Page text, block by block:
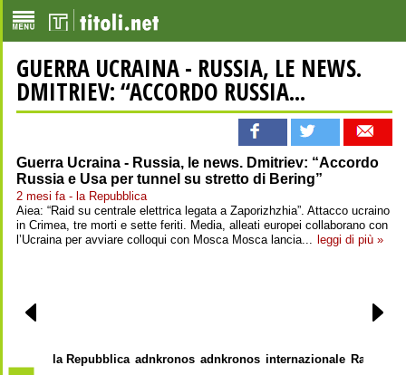
GUERRA UCRAINA - RUSSIA, LE NEWS.
DMITRIEV: “ACCORDO RUSSIA...
Guerra Ucraina - Russia, le news. Dmitriev: “Accordo
Russia e Usa per tunnel su stretto di Bering”
2 mesi fa - la Repubblica
Aiea: “Raid su centrale elettrica legata a Zaporizhzhia”. Attacco ucraino
in Crimea, tre morti e sette feriti. Media, alleati europei collaborano con
l’Ucraina per avviare colloqui con Mosca Mosca lancia... leggi di più »
la Repubblica adnkronos adnkronos internazionale Rai News